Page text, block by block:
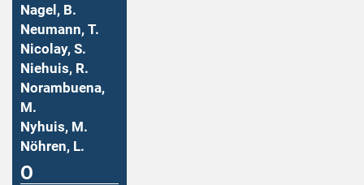
Nagel, B.
Neumann, T.
Nicolay, S.
Niehuis, R.
Norambuena,
M.
Nyhuis, M.
Nöhren, L.
O